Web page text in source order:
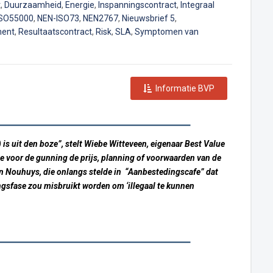
, Duurzaamheid, Energie, Inspanningscontract, Integraal
, NEN-ISO73, NEN2767, Nieuwsbrief 5,
, Resultaatscontract, Risk, SLA, Symptomen van
Informatie BVP
uit den boze”, stelt Wiebe Witteveen, eigenaar Best Value
de gunning de prijs, planning of voorwaarden van de
Nouhuys, die onlangs stelde in “Aanbestedingscafe” dat
zou misbruikt worden om ‘illegaal te kunnen